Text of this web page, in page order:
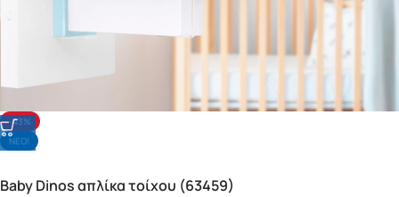
-43%
NΕΟ!
Baby Dinos απλίκα τοίχου (63459)